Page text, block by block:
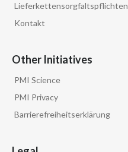
Kontakt
Other Initiatives
PMI Science
PMI Privacy
Barrierefreiheitserklärung